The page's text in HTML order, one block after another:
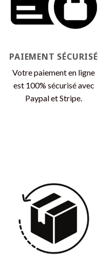
PAIEMENT SÉCURISÉ
Votre paiement en ligne
est 100% sécurisé avec
Paypal et Stripe.